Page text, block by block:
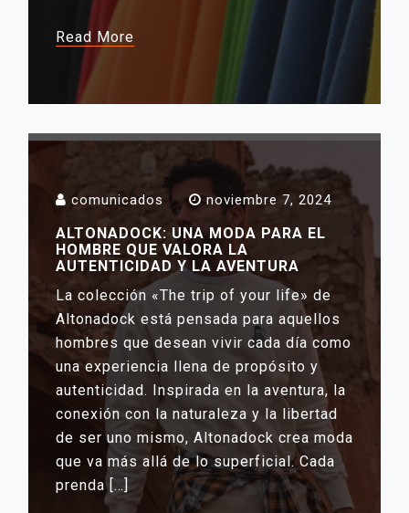
Read More
comunicados noviembre 7, 2024
ALTONADOCK: UNA MODA PARA EL
HOMBRE QUE VALORA LA
AUTENTICIDAD Y LA AVENTURA
La colección «The trip of your life» de
Altonadock está pensada para aquellos
hombres que desean vivir cada día como
una experiencia llena de propósito y
autenticidad. Inspirada en la aventura, la
conexión con la naturaleza y la libertad
de ser uno mismo, Altonadock crea moda
que va más allá de lo superficial. Cada
prenda […]